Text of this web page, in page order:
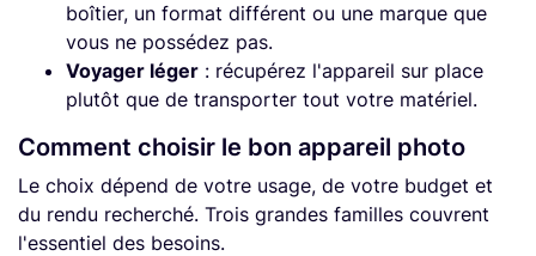
boîtier, un format différent ou une marque que
vous ne possédez pas.
Voyager léger : récupérez l'appareil sur place
plutôt que de transporter tout votre matériel.
Comment choisir le bon appareil photo
Le choix dépend de votre usage, de votre budget et
du rendu recherché. Trois grandes familles couvrent
l'essentiel des besoins.